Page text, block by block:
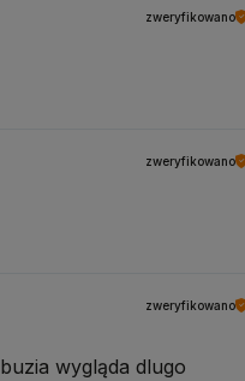
zweryfikowano
zweryfikowano
zweryfikowano
wygląda dlugo